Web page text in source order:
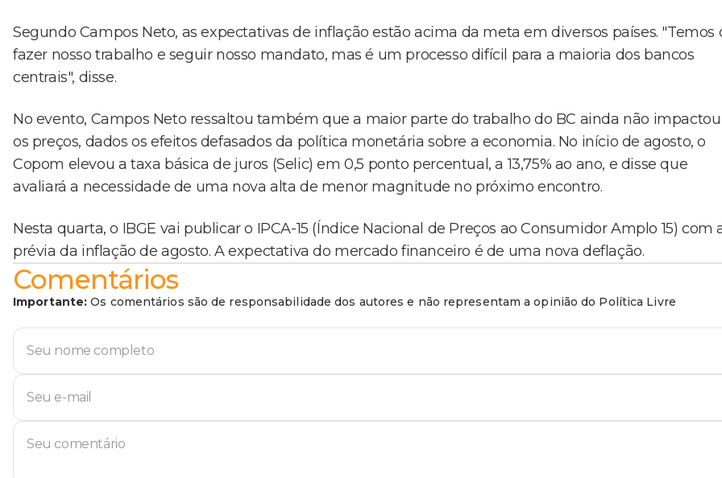
Segundo Campos Neto, as expectativas de inflação estão acima da meta em diversos países. "Temos
fazer nosso trabalho e seguir nosso mandato, mas é um processo difícil para a maioria dos bancos
centrais", disse.
No evento, Campos Neto ressaltou também que a maior parte do trabalho do BC ainda não impactou
os preços, dados os efeitos defasados da política monetária sobre a economia. No início de agosto, o
Copom elevou a taxa básica de juros (Selic) em 0,5 ponto percentual, a 13,75% ao ano, e disse que
avaliará a necessidade de uma nova alta de menor magnitude no próximo encontro.
Nesta quarta, o IBGE vai publicar o IPCA-15 (Índice Nacional de Preços ao Consumidor Amplo 15) com
prévia da inflação de agosto. A expectativa do mercado financeiro é de uma nova deflação.
Comentários
Importante: Os comentários são de responsabilidade dos autores e não representam a opinião do Política Livre